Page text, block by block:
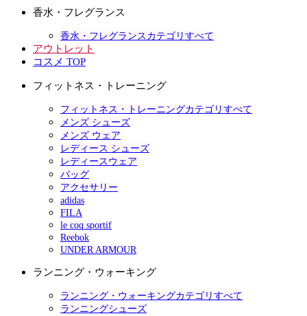
香水・フレグランス
香水・フレグランスカテゴリすべて
アウトレット
コスメ TOP
フィットネス・トレーニング
フィットネス・トレーニングカテゴリすべて
メンズ シューズ
メンズ ウェア
レディース シューズ
レディースウェア
バッグ
アクセサリー
adidas
FILA
le coq sportif
Reebok
UNDER ARMOUR
ランニング・ウォーキング
ランニング・ウォーキングカテゴリすべて
ランニングシューズ